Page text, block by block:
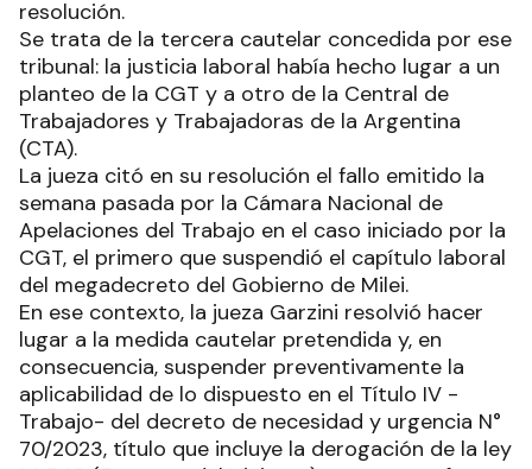
resolución.
Se trata de la tercera cautelar concedida por ese
tribunal: la justicia laboral había hecho lugar a un
planteo de la CGT y a otro de la Central de
Trabajadores y Trabajadoras de la Argentina
(CTA).
La jueza citó en su resolución el fallo emitido la
semana pasada por la Cámara Nacional de
Apelaciones del Trabajo en el caso iniciado por la
CGT, el primero que suspendió el capítulo laboral
del megadecreto del Gobierno de Milei.
En ese contexto, la jueza Garzini resolvió hacer
lugar a la medida cautelar pretendida y, en
consecuencia, suspender preventivamente la
aplicabilidad de lo dispuesto en el Título IV -
Trabajo- del decreto de necesidad y urgencia N°
70/2023, título que incluye la derogación de la ley